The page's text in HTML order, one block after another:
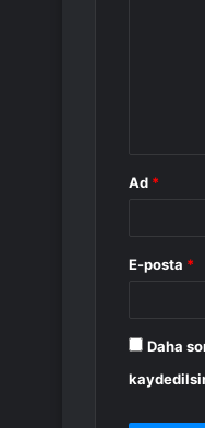
Ad *
E-posta *
Daha